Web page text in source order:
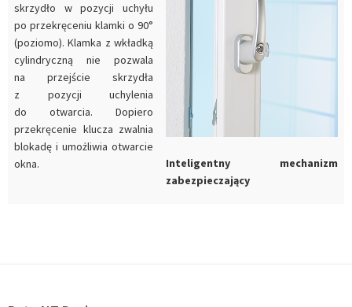
skrzydło w pozycji uchyłu
po przekręceniu klamki o 90°
(poziomo). Klamka z wkładką
cylindryczną nie pozwala
na przejście skrzydła
z pozycji uchylenia
do otwarcia. Dopiero
przekręcenie klucza zwalnia
blokadę i umożliwia otwarcie
okna.
Inteligentny mechanizm
zabezpieczający